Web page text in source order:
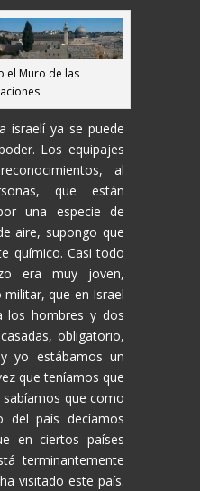
el Muro de las
israelí ya se puede
Los equipajes
al
que están
una especie de
aire, supongo que
químico. Casi todo
era muy joven,
que en Israel
los hombres y dos
obligatorio,
yo estábamos un
que teníamos que
que como
del país decíamos
en ciertos países
terminantemente
visitado este país.